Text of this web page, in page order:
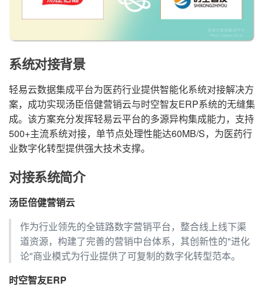
系统对接背景
轻易云数据集成平台为医药行业提供智能化系统对接解决方
案，成功实现汤臣倍健营销云与时空智友ERP系统的无缝集
成。该方案充分发挥轻易云平台的多源异构集成能力，支持
500+主流系统对接，单节点处理性能达60MB/S，为医药行
业数字化转型提供强大技术支撑。
对接系统简介
汤臣倍健营销云
作为行业领先的全链路数字营销平台，整合线上线下渠
道资源，构建了完善的营销中台体系，其创新性的"进化
论"商业模式为行业提供了可复制的数字化转型范本。
时空智友ERP